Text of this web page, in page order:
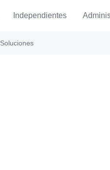
Independientes
Soluciones